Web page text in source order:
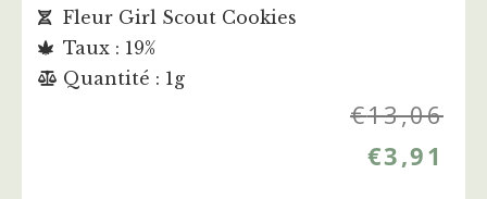
Fleur Girl Scout Cookies
Taux : 19%
Quantité : 1g
€13,06
€3,91